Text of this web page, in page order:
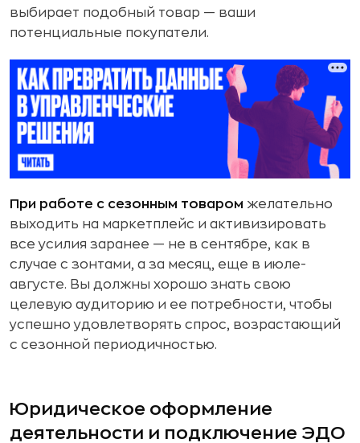
выбирает подобный товар — ваши
потенциальные покупатели.
При работе с сезонным товаром желательно
выходить на маркетплейс и активизировать
все усилия заранее — не в сентябре, как в
случае с зонтами, а за месяц, еще в июле-
августе. Вы должны хорошо знать свою
целевую аудиторию и ее потребности, чтобы
успешно удовлетворять спрос, возрастающий
с сезонной периодичностью.
Юридическое оформление
деятельности и подключение ЭДО